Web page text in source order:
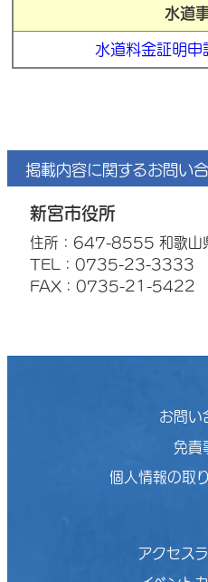
水道
水道料金証明申
掲載内容に関するお問い
新宮市役所
住所：647-8555 和歌山
TEL：0735-23-3333
FAX：0735-21-5422
お問い
免責
個人情報の取
アクセス